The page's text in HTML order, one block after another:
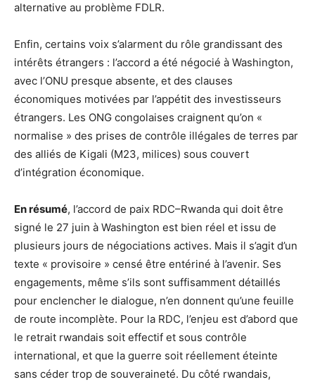
alternative au problème FDLR.
Enfin, certains voix s’alarment du rôle grandissant des
intérêts étrangers : l’accord a été négocié à Washington,
avec l’ONU presque absente, et des clauses
économiques motivées par l’appétit des investisseurs
étrangers. Les ONG congolaises craignent qu’on «
normalise » des prises de contrôle illégales de terres par
des alliés de Kigali (M23, milices) sous couvert
d’intégration économique.
En résumé, l’accord de paix RDC–Rwanda qui doit être
signé le 27 juin à Washington est bien réel et issu de
plusieurs jours de négociations actives. Mais il s’agit d’un
texte « provisoire » censé être entériné à l’avenir. Ses
engagements, même s’ils sont suffisamment détaillés
pour enclencher le dialogue, n’en donnent qu’une feuille
de route incomplète. Pour la RDC, l’enjeu est d’abord que
le retrait rwandais soit effectif et sous contrôle
international, et que la guerre soit réellement éteinte
sans céder trop de souveraineté. Du côté rwandais,